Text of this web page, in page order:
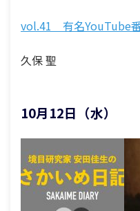
vol.41 有名YouTube
久保 聖
10月12日（水）